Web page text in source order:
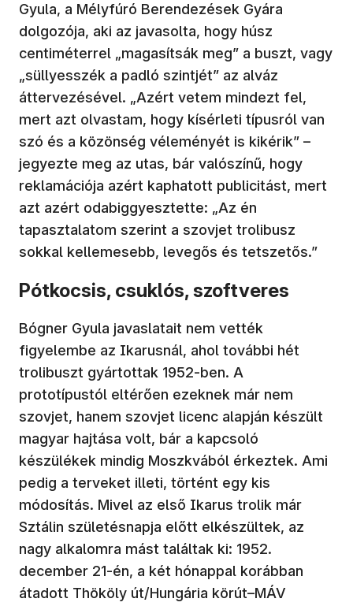
Gyula, a Mélyfúró Berendezések Gyára
dolgozója, aki az javasolta, hogy húsz
centiméterrel „magasítsák meg” a buszt, vagy
„süllyesszék a padló szintjét” az alváz
áttervezésével. „Azért vetem mindezt fel,
mert azt olvastam, hogy kísérleti típusról van
szó és a közönség véleményét is kikérik” –
jegyezte meg az utas, bár valószínű, hogy
reklamációja azért kaphatott publicitást, mert
azt azért odabiggyesztette: „Az én
tapasztalatom szerint a szovjet trolibusz
sokkal kellemesebb, levegős és tetszetős.”
Pótkocsis, csuklós, szoftveres
Bógner Gyula javaslatait nem vették
figyelembe az Ikarusnál, ahol további hét
trolibuszt gyártottak 1952-ben. A
prototípustól eltérően ezeknek már nem
szovjet, hanem szovjet licenc alapján készült
magyar hajtása volt, bár a kapcsoló
készülékek mindig Moszkvából érkeztek. Ami
pedig a terveket illeti, történt egy kis
módosítás. Mivel az első Ikarus trolik már
Sztálin születésnapja előtt elkészültek, az
nagy alkalomra mást találtak ki: 1952.
december 21-én, a két hónappal korábban
átadott Thököly út/Hungária körút–MÁV